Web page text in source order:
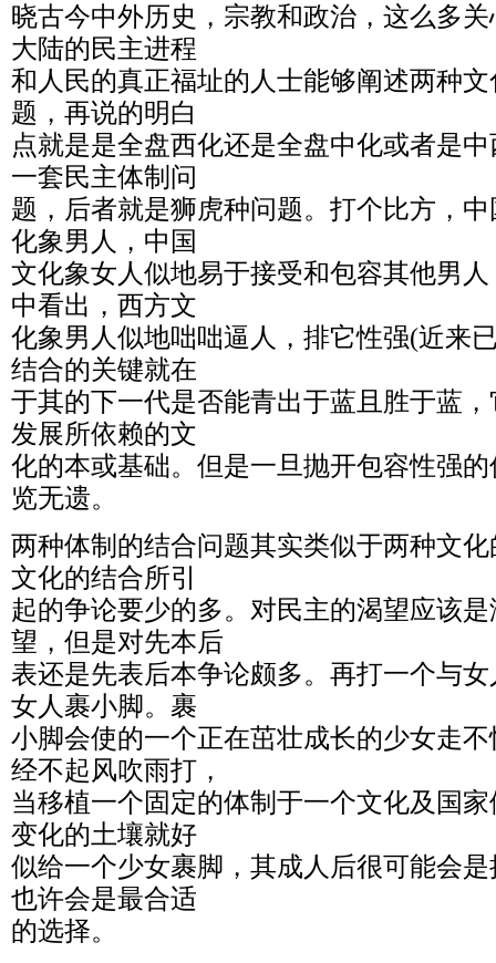
晓古今中外历史，宗教和政治，这么多
大陆的民主进程
和人民的真正福址的人士能够阐述两种
题，再说的明白
点就是是全盘西化还是全盘中化或者是
一套民主体制问
题，后者就是狮虎种问题。打个比方，
化象男人，中国
文化象女人似地易于接受和包容其他男
中看出，西方文
化象男人似地咄咄逼人，排它性强(近来
结合的关键就在
于其的下一代是否能青出于蓝且胜于蓝
发展所依赖的文
化的本或基础。但是一旦抛开包容性强
览无遗。
两种体制的结合问题其实类似于两种文
文化的结合所引
起的争论要少的多。对民主的渴望应该
望，但是对先本后
表还是先表后本争论颇多。再打一个与
女人裹小脚。裹
小脚会使的一个正在茁壮成长的少女走
经不起风吹雨打，
当移植一个固定的体制于一个文化及国
变化的土壤就好
似给一个少女裹脚，其成人后很可能会
也许会是最合适
的选择。